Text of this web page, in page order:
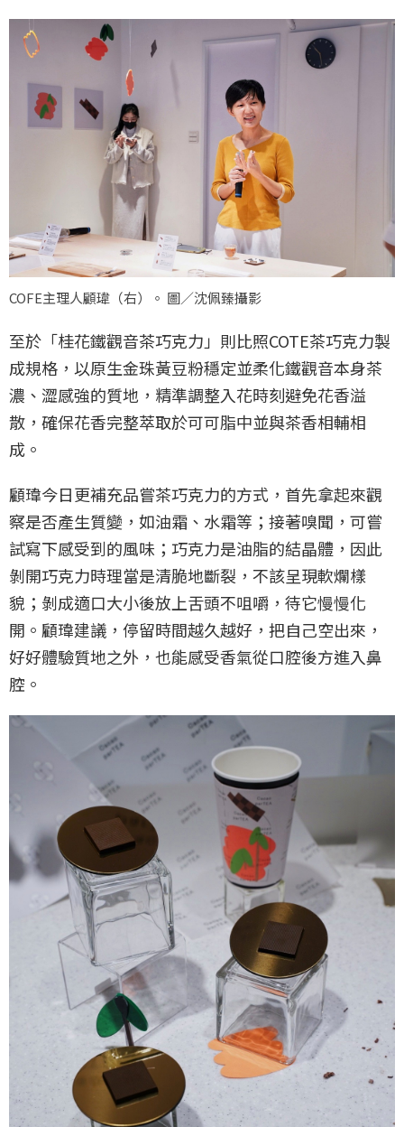
COFE主理人顧瑋（右）。 圖／沈佩臻攝影
至於「桂花鐵觀音茶巧克力」則比照COTE茶巧克力製
成規格，以原生金珠黃豆粉穩定並柔化鐵觀音本身茶
濃、澀感強的質地，精準調整入花時刻避免花香溢
散，確保花香完整萃取於可可脂中並與茶香相輔相
成。
顧瑋今日更補充品嘗茶巧克力的方式，首先拿起來觀
察是否產生質變，如油霜、水霜等；接著嗅聞，可嘗
試寫下感受到的風味；巧克力是油脂的結晶體，因此
剝開巧克力時理當是清脆地斷裂，不該呈現軟爛樣
貌；剝成適口大小後放上舌頭不咀嚼，待它慢慢化
開。顧瑋建議，停留時間越久越好，把自己空出來，
好好體驗質地之外，也能感受香氣從口腔後方進入鼻
腔。